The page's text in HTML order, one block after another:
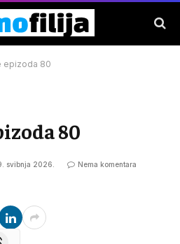
epizoda 80
80
svibnja 2026. Nema komentara